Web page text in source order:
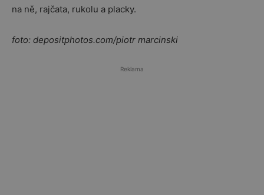
na ně, rajčata, rukolu a placky.
foto: depositphotos.com/piotr marcinski
Reklama